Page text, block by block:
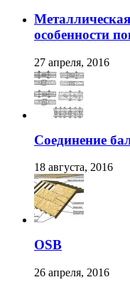
особенности
27 апреля, 2016
Соединение
18 августа, 2016
OSB
26 апреля, 2016